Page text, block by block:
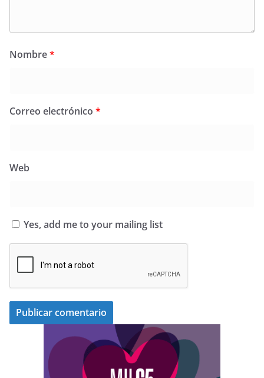
Nombre*
Correo electrónico *
Web
Yes, add me to your mailing list